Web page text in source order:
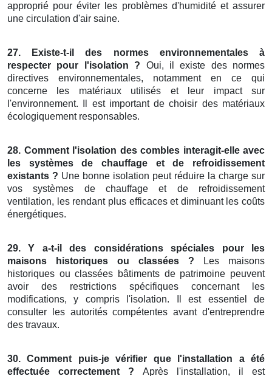
approprié pour éviter les problèmes d'humidité et assurer
une circulation d'air saine.
27. Existe-t-il des normes environnementales à
respecter pour l'isolation ? Oui, il existe des normes
directives environnementales, notamment en ce qui
concerne les matériaux utilisés et leur impact sur
l'environnement. Il est important de choisir des matériaux
écologiquement responsables.
28. Comment l'isolation des combles interagit-elle avec
les systèmes de chauffage et de refroidissement
existants ? Une bonne isolation peut réduire la charge sur
vos systèmes de chauffage et de refroidissement
ventilation, les rendant plus efficaces et diminuant les coûts
énergétiques.
29. Y a-t-il des considérations spéciales pour les
maisons historiques ou classées ? Les maisons
historiques ou classées bâtiments de patrimoine peuvent
avoir des restrictions spécifiques concernant les
modifications, y compris l'isolation. Il est essentiel de
consulter les autorités compétentes avant d'entreprendre
des travaux.
30. Comment puis-je vérifier que l'installation a été
effectuée correctement ? Après l'installation, il est